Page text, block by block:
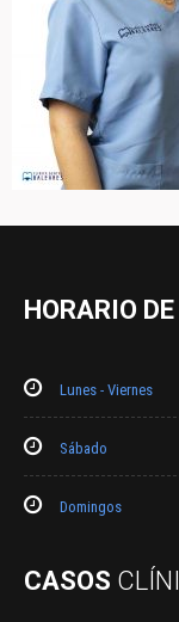
HORARIO DE
Lunes - Viernes
Sábado
Domingos
CASOS